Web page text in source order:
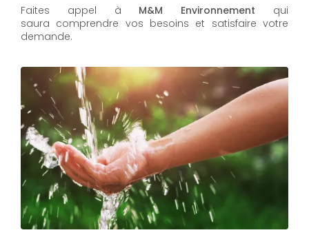
Faites appel à M&M Environnement qui
saura comprendre vos besoins et satisfaire votre
demande.